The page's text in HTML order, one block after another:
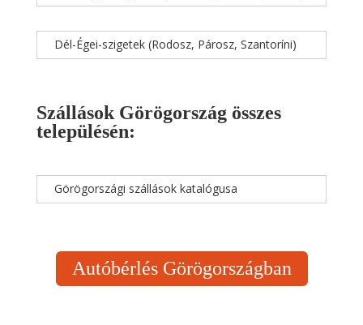
Dél-Égei-szigetek (Rodosz, Párosz, Szantoríni)
Szállások Görögország összes
településén:
Görögországi szállások katalógusa
Autóbérlés Görögországban